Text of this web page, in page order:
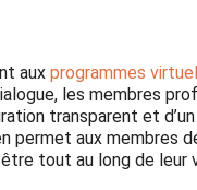
aux programmes
les membres
transparent et
permet aux membres
tout au long de leur